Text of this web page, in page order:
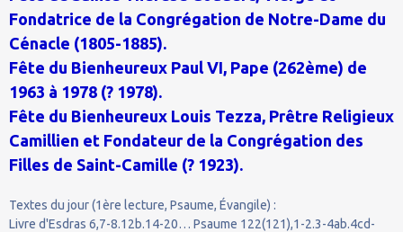
Fondatrice de la Congrégation de Notre-Dame du
Cénacle (1805-1885).
Fête du Bienheureux Paul VI, Pape (262ème) de
1963 à 1978 (? 1978).
Fête du Bienheureux Louis Tezza, Prêtre Religieux
Camillien et Fondateur de la Congrégation des
Filles de Saint-Camille (? 1923).
Textes du jour (1ère lecture, Psaume, Évangile) :
Livre d'Esdras 6,7-8.12b.14-20… Psaume 122(121),1-2.3-4ab.4cd-